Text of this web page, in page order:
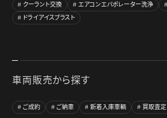
クーラント交換
エアコンエバポレーター洗浄
ドライアイスブラスト
車両販売から探す
ご成約 ご納車 新着入庫車輌 買取査定